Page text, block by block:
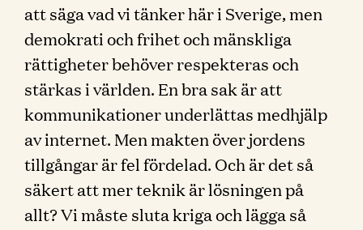
att säga vad vi tänker här i Sverige, men
demokrati och frihet och mänskliga
rättigheter behöver respekteras och
stärkas i världen. En bra sak är att
kommunikationer underlättas medhjälp
av internet. Men makten över jordens
tillgångar är fel fördelad. Och är det så
säkert att mer teknik är lösningen på
allt? Vi måste sluta kriga och lägga så